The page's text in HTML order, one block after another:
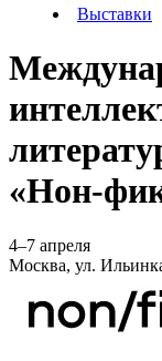
Выставки
«Нон-
4–7 апреля
Москва, ул.